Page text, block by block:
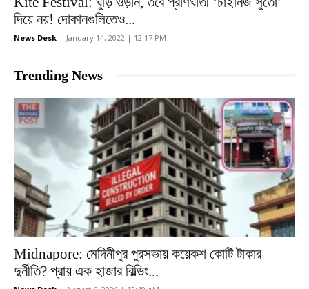
দিয়ে নয়! দোকানগুলিতেও...
News Desk - January 14, 2022 | 12:17 PM
Trending News
Midnapore: মেদিনীপুর পুরসভায় কয়েকশ কোটি টাকার
দুর্নীতি? প্রায় এক হাজার বিল্ডিং...